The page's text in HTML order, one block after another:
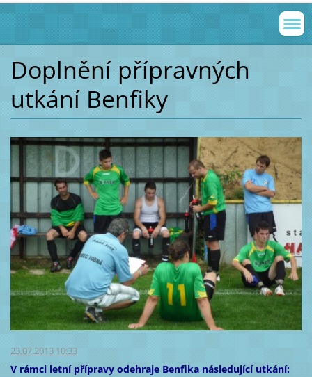
Doplnění přípravných
utkání Benfiky
23.07.2013 10:33
V rámci letní přípravy odehraje Benfika následující utkání: